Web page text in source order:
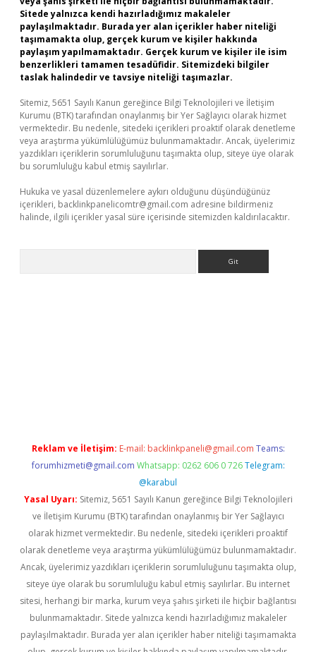
Sitede yalnızca kendi hazırladığımız makaleler
paylaşılmaktadır. Burada yer alan içerikler haber niteliği
taşımamakta olup, gerçek kurum ve kişiler hakkında
paylaşım yapılmamaktadır. Gerçek kurum ve kişiler ile isim
benzerlikleri tamamen tesadüfidir. Sitemizdeki bilgiler
taslak halindedir ve tavsiye niteliği taşımazlar.
Sitemiz, 5651 Sayılı Kanun gereğince Bilgi Teknolojileri ve İletişim
Kurumu (BTK) tarafından onaylanmış bir Yer Sağlayıcı olarak hizmet
vermektedir. Bu nedenle, sitedeki içerikleri proaktif olarak denetleme
veya araştırma yükümlülüğümüz bulunmamaktadır. Ancak, üyelerimiz
yazdıkları içeriklerin sorumluluğunu taşımakta olup, siteye üye olarak
bu sorumluluğu kabul etmiş sayılırlar.
Hukuka ve yasal düzenlemelere aykırı olduğunu düşündüğünüz
içerikleri, backlinkpanelicomtr@gmail.com adresine bildirmeniz
halinde, ilgili içerikler yasal süre içerisinde sitemizden kaldırılacaktır.
Reklam ve İletişim: E-mail: backlinkpaneli@gmail.com Teams:
forumhizmeti@gmail.com Whatsapp: 0262 606 0 726 Telegram:
@karabul
Yasal Uyarı: Sitemiz, 5651 Sayılı Kanun gereğince Bilgi Teknolojileri
ve İletişim Kurumu (BTK) tarafından onaylanmış bir Yer Sağlayıcı
olarak hizmet vermektedir. Bu nedenle, sitedeki içerikleri proaktif
olarak denetleme veya araştırma yükümlülüğümüz bulunmamaktadır.
Ancak, üyelerimiz yazdıkları içeriklerin sorumluluğunu taşımakta olup,
siteye üye olarak bu sorumluluğu kabul etmiş sayılırlar. Bu internet
sitesi, herhangi bir marka, kurum veya şahıs şirketi ile hiçbir bağlantısı
bulunmamaktadır. Sitede yalnızca kendi hazırladığımız makaleler
paylaşılmaktadır. Burada yer alan içerikler haber niteliği taşımamakta